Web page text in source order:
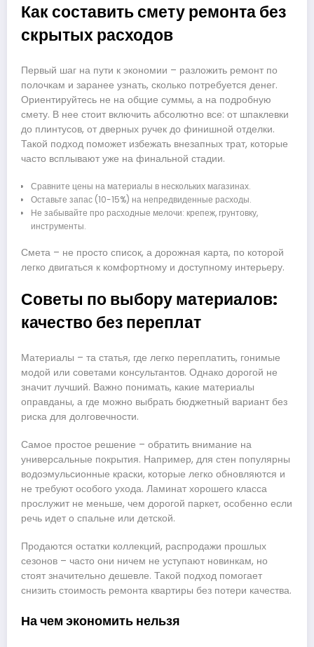
Как составить смету ремонта без
скрытых расходов
Первый шаг на пути к экономии – разложить ремонт по
полочкам и заранее узнать, сколько потребуется денег.
Ориентируйтесь не на общие суммы, а на подробную
смету. В нее стоит включить абсолютно все: от шпаклевки
до плинтусов, от дверных ручек до финишной отделки.
Такой подход поможет избежать внезапных трат, которые
часто всплывают уже на финальной стадии.
Сравните цены на материалы в нескольких магазинах.
Оставьте запас (10-15%) на непредвиденные расходы.
Не забывайте про расходные мелочи: крепеж, грунтовку,
инструменты.
Смета – не просто список, а дорожная карта, по которой
легко двигаться к комфортному и доступному интерьеру.
Советы по выбору материалов:
качество без переплат
Материалы – та статья, где легко переплатить, гонимые
модой или советами консультантов. Однако дорогой не
значит лучший. Важно понимать, какие материалы
оправданы, а где можно выбрать бюджетный вариант без
риска для долговечности.
Самое простое решение – обратить внимание на
универсальные покрытия. Например, для стен популярны
водоэмульсионные краски, которые легко обновляются и
не требуют особого ухода. Ламинат хорошего класса
прослужит не меньше, чем дорогой паркет, особенно если
речь идет о спальне или детской.
Продаются остатки коллекций, распродажи прошлых
сезонов – часто они ничем не уступают новинкам, но
стоят значительно дешевле. Такой подход помогает
снизить стоимость ремонта квартиры без потери качества.
На чем экономить нельзя